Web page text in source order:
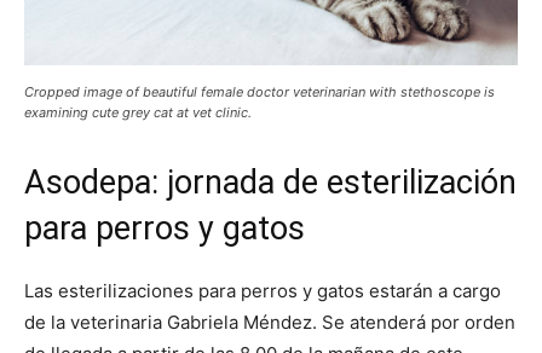
Cropped image of beautiful female doctor veterinarian with stethoscope is
examining cute grey cat at vet clinic.
Asodepa: jornada de esterilización
para perros y gatos
Las esterilizaciones para perros y gatos estarán a cargo
de la veterinaria Gabriela Méndez. Se atenderá por orden